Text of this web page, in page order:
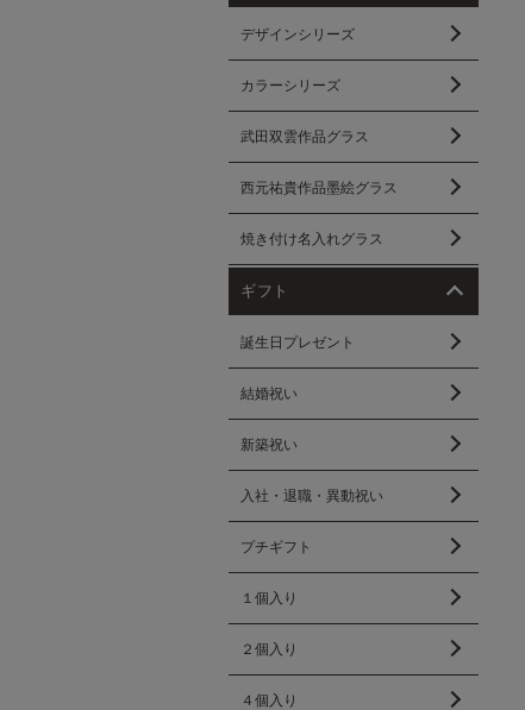
デザインシリーズ
カラーシリーズ
武田双雲作品グラス
西元祐貴作品墨絵グラス
焼き付け名入れグラス
ギフト
誕生日プレゼント
結婚祝い
新築祝い
入社・退職・異動祝い
プチギフト
１個入り
２個入り
４個入り